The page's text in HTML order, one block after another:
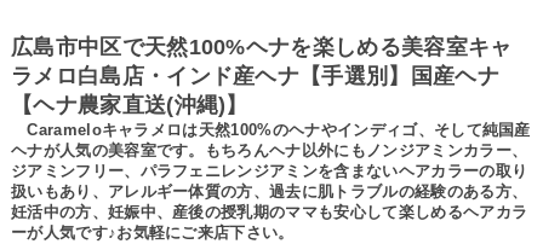
広島市中区で天然100%ヘナを楽しめる美容室キャ
ラメロ白島店・インド産ヘナ【手選別】国産ヘナ
【ヘナ農家直送(沖縄)】
Carameloキャラメロは天然100%のヘナやインディゴ、そして純国産
ヘナが人気の美容室です。もちろんヘナ以外にもノンジアミンカラー、
ジアミンフリー、パラフェニレンジアミンを含まないヘアカラーの取り
扱いもあり、アレルギー体質の方、過去に肌トラブルの経験のある方、
妊活中の方、妊娠中、産後の授乳期のママも安心して楽しめるヘアカラ
ーが人気です♪お気軽にご来店下さい。